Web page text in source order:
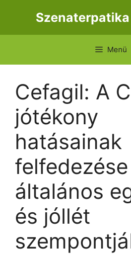
Menü
Cefagil: A
jótékony
hatásainak
általános
és jóllét